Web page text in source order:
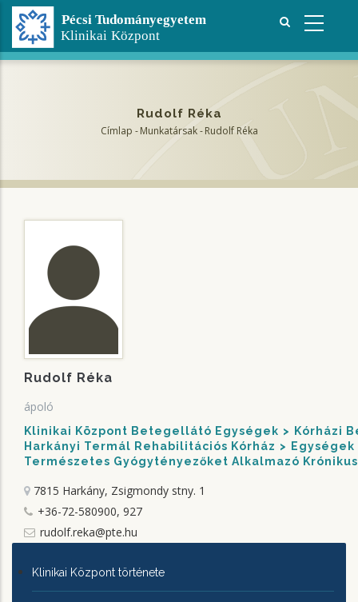
Ugrás
tartalomra
Rudolf Réka
Címlap - Munkatársak - Rudolf Réka
Rudolf Réka
ápoló
Klinikai Központ Betegellátó Egységek
Kórházi
Harkányi Termál Rehabilitációs Kórház
Egységek
Természetes Gyógytényezőket Alkalmazó
7815 Harkány, Zsigmondy stny. 1
+36-72-580900, 927
rudolf.reka@pte.hu
KLINIKAI
KÖZPONTRÓL
Klinikai Központ története